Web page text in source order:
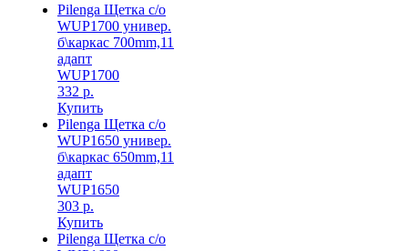
Pilenga Щетка с/о
WUP1700 универ.
б\каркас 700mm,11
адапт
WUP1700
332 р.
Купить
Pilenga Щетка с/о
WUP1650 универ.
б\каркас 650mm,11
адапт
WUP1650
303 р.
Купить
Pilenga Щетка с/о